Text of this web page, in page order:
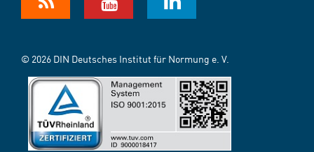
© 2026 DIN Deutsches Institut für Normung e. V.